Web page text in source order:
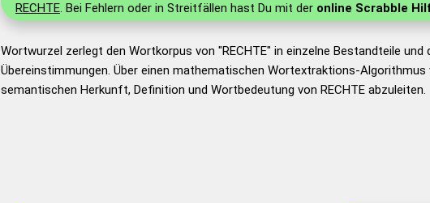
RECHTE. Bei Fehlern oder in Streitfällen hast Du mit der online Scrabble
Wortwurzel zerlegt den Wortkorpus von "RECHTE" in einzelne Bestandteile
Übereinstimmungen. Über einen mathematischen Wortextraktions-
semantischen Herkunft, Definition und Wortbedeutung von RECHTE abzuleiten.